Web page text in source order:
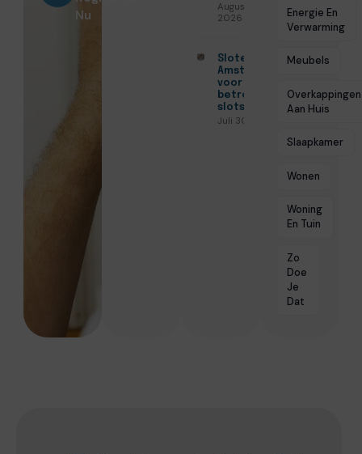
Augustus 3,
2026
Slotenmaker
Amsterdam
voor
betrouwbare
slotservice
Juli 30, 2026
Energie En
Verwarming
Meubels
Overkappingen
Aan Huis
Slaapkamer
Wonen
Woning
En Tuin
Zo
Doe
Je
Dat
Nu